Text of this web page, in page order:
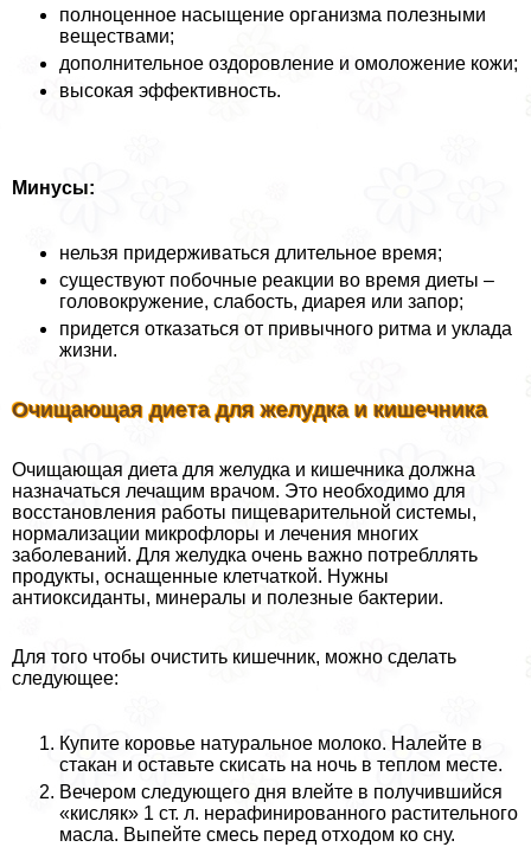
полноценное насыщение организма полезными
веществами;
дополнительное оздоровление и омоложение кожи;
высокая эффективность.
Минусы:
нельзя придерживаться длительное время;
существуют побочные реакции во время диеты –
головокружение, слабость, диарея или запор;
придется отказаться от привычного ритма и уклада
жизни.
Очищающая диета для желудка и кишечника
Очищающая диета для желудка и кишечника должна
назначаться лечащим врачом. Это необходимо для
восстановления работы пищеварительной системы,
нормализации микрофлоры и лечения многих
заболеваний. Для желудка очень важно потрeбллять
продукты, оснащенные клетчаткой. Нужны
антиоксиданты, минералы и полезные бактерии.
Для того чтобы очистить кишечник, можно сделать
следующее:
Купите коровье натуральное молоко. Налейте в
стакан и оставьте скисать на ночь в теплом месте.
Вечером следующего дня влейте в получившийся
«кисляк» 1 ст. л. нерафинированного растительного
масла. Выпейте смесь перед отходом ко сну.